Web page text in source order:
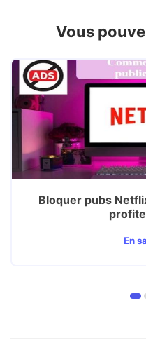
Vous
Bloquer pubs
En